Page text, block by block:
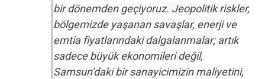
bir dönemden geçiyoruz. Jeopolitik riskler,
bölgemizde yaşanan savaşlar, enerji ve
emtia fiyatlarındaki dalgalanmalar; artık
sadece büyük ekonomileri değil,
Samsun’daki bir sanayicimizin maliyetini,